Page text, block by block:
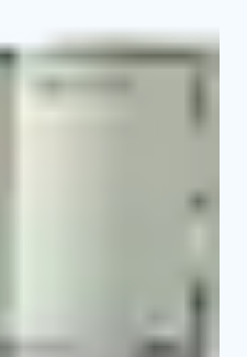
квалификации
аттестации согласно